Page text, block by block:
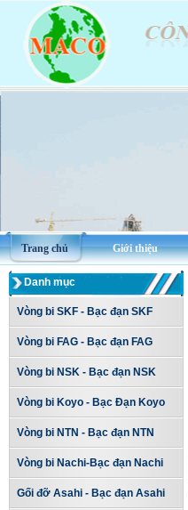
Trang chủ Giới thiệu
Danh mục
Vòng bi SKF - Bạc đạn SKF
Vòng bi FAG - Bạc đạn FAG
Vòng bi NSK - Bạc đạn NSK
Vòng bi Koyo - Bạc Đạn Koyo
Vòng bi NTN - Bạc đạn NTN
Vòng bi Nachi-Bạc đạn Nachi
Gối đỡ Asahi - Bạc đạn Asahi